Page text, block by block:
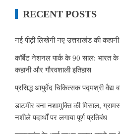
RECENT POSTS
नई पीढ़ी लिखेगी नए उत्तराखंड की
कॉर्बेट नेशनल पार्क के 90 साल: भारत
कहानी और गौरवशाली इतिहास
प्रसिद्ध आयुर्वेद चिकित्सक पद्मश्री वैद्य
डाटमीर बना नशामुक्ति की मिसाल,
नशीले पदार्थों पर लगाया पूर्ण प्रतिबंध